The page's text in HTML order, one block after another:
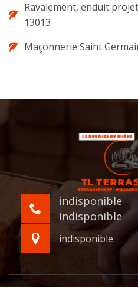
Ravalement, enduit
13013
Maçonnerie Saint
indisponible
indisponible
indisponible